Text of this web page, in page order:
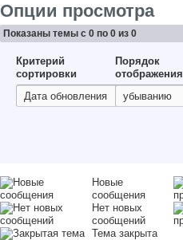
Опции просмотра
Показаны темы с 0 по 0 из 0
Критерий
сортировки
Порядок
отображения
Новые
сообщения
Нет новых
сообщений
Тема закрыта